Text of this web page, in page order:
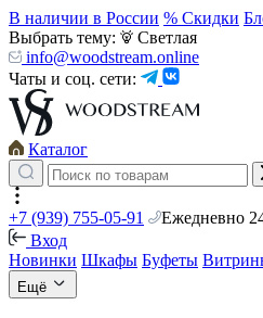
В наличии в России % Скидки
Выбрать тему:
Светлая
info@woodstream.online
Чаты и соц. сети:
Каталог
+7 (939) 755-05-91
Ежедневно
Вход
Новинки Шкафы Буфеты
Ещё